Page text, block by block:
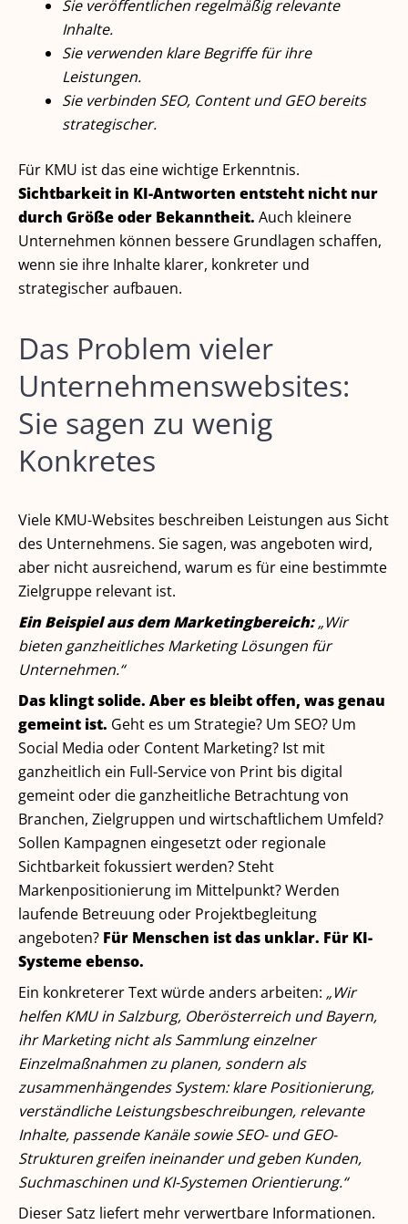
Sie veröffentlichen regelmäßig relevante
Inhalte.
Sie verwenden klare Begriffe für ihre
Leistungen.
Sie verbinden SEO, Content und GEO bereits
strategischer.
Für KMU ist das eine wichtige Erkenntnis.
Sichtbarkeit in KI-Antworten entsteht nicht nur
durch Größe oder Bekanntheit. Auch kleinere
Unternehmen können bessere Grundlagen schaffen,
wenn sie ihre Inhalte klarer, konkreter und
strategischer aufbauen.
Das Problem vieler
Unternehmenswebsites:
Sie sagen zu wenig
Konkretes
Viele KMU-Websites beschreiben Leistungen aus Sicht
des Unternehmens. Sie sagen, was angeboten wird,
aber nicht ausreichend, warum es für eine bestimmte
Zielgruppe relevant ist.
Ein Beispiel aus dem Marketingbereich: „Wir
bieten ganzheitliches Marketing Lösungen für
Unternehmen.“
Das klingt solide. Aber es bleibt offen, was genau
gemeint ist. Geht es um Strategie? Um SEO? Um
Social Media oder Content Marketing? Ist mit
ganzheitlich ein Full-Service von Print bis digital
gemeint oder die ganzheitliche Betrachtung von
Branchen, Zielgruppen und wirtschaftlichem Umfeld?
Sollen Kampagnen eingesetzt oder regionale
Sichtbarkeit fokussiert werden? Steht
Markenpositionierung im Mittelpunkt? Werden
laufende Betreuung oder Projektbegleitung
angeboten? Für Menschen ist das unklar. Für KI-
Systeme ebenso.
Ein konkreterer Text würde anders arbeiten: „Wir
helfen KMU in Salzburg, Oberösterreich und Bayern,
ihr Marketing nicht als Sammlung einzelner
Einzelmaßnahmen zu planen, sondern als
zusammenhängendes System: klare Positionierung,
verständliche Leistungsbeschreibungen, relevante
Inhalte, passende Kanäle sowie SEO- und GEO-
Strukturen greifen ineinander und geben Kunden,
Suchmaschinen und KI-Systemen Orientierung.“
Dieser Satz liefert mehr verwertbare Informationen.